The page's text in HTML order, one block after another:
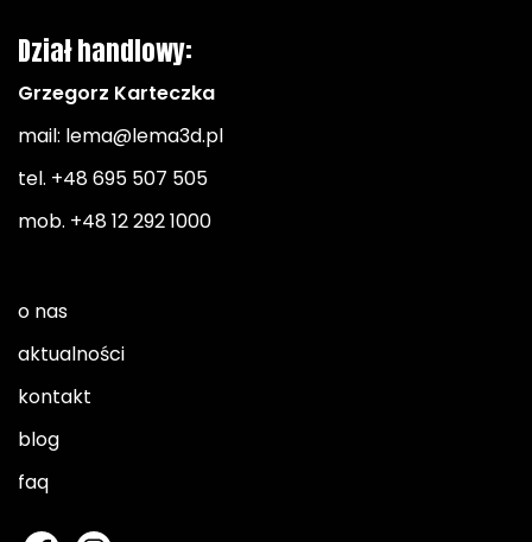
Dział handlowy:
Grzegorz Karteczka
mail: lema@lema3d.pl
tel. +48 695 507 505
mob. +48 12 292 1000
o nas
aktualności
kontakt
blog
faq